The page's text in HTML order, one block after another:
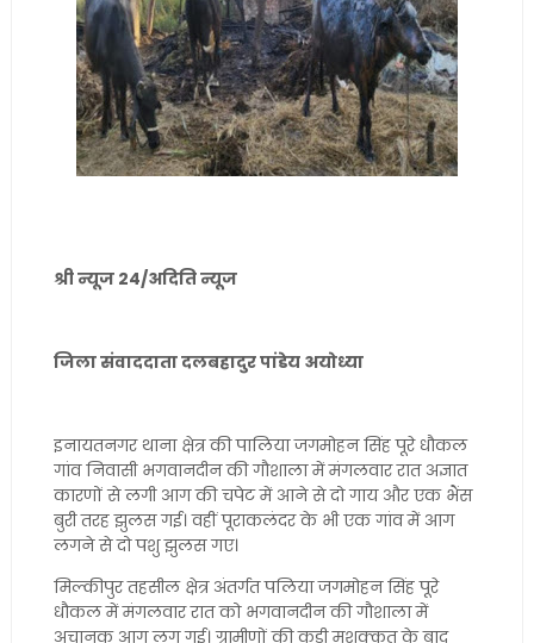
श्री न्यूज 24/अदिति न्यूज
जिला संवाददाता दलबहादुर पांडेय अयोध्या
इनायतनगर थाना क्षेत्र की पालिया जगमोहन सिंह पूरे धौकल
गांव निवासी भगवानदीन की गौशाला में मंगलवार रात अज्ञात
कारणों से लगी आग की चपेट में आने से दो गाय और एक भैंस
बुरी तरह झुलस गई। वहीं पूराकलंदर के भी एक गांव में आग
लगने से दो पशु झुलस गए।
मिल्कीपुर तहसील क्षेत्र अंतर्गत पलिया जगमोहन सिंह पूरे
धौकल में मंगलवार रात को भगवानदीन की गौशाला में
अचानक आग लग गई। ग्रामीणों की कड़ी मशक्कत के बाद